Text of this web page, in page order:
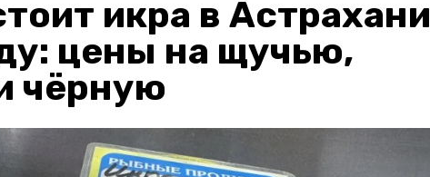
икра в Астрахани
цены на щучью,
чёрную